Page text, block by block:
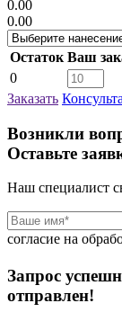
0.00
0.00
Остаток Ваш
0
Заказать
Возникли
Оставьте
Наш специалист
согласие на
Запрос
отправлен!